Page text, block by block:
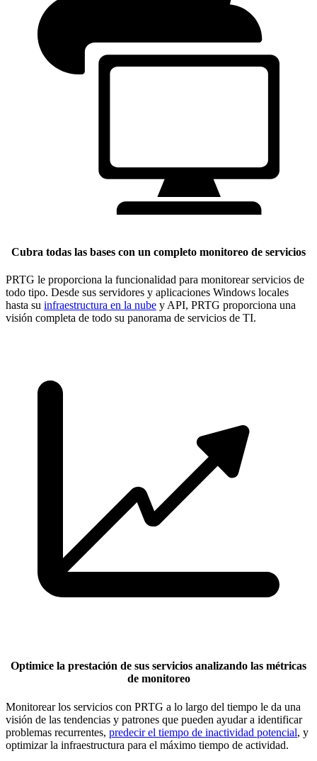
Cubra todas las bases con un completo monitoreo de servicios
PRTG le proporciona la funcionalidad para monitorear servicios de
todo tipo. Desde sus servidores y aplicaciones Windows locales
hasta su infraestructura en la nube y API, PRTG proporciona una
visión completa de todo su panorama de servicios de TI.
Optimice la prestación de sus servicios analizando las métricas
de monitoreo
Monitorear los servicios con PRTG a lo largo del tiempo le da una
visión de las tendencias y patrones que pueden ayudar a identificar
problemas recurrentes, predecir el tiempo de inactividad potencial, y
optimizar la infraestructura para el máximo tiempo de actividad.